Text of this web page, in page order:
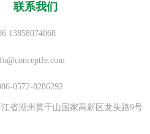
联系我们
省湖州莫干山国家高新区龙头路9号
13858074068
0572-8286292